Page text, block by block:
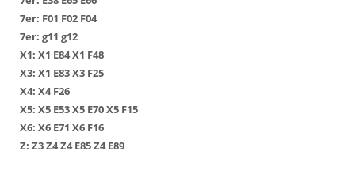
7er: F01 F02 F04
7er: g11 g12
Х1: Х1 Е84Х1 F48
Х3: Х1 Е83Х3 F25
Х4: Х4 F26
Х5: Х5 Е53Х5 Е70Х5 F15
Х6: Х6 Е71 Х6 F16
Z: Z3Z4Z4 E85Z4 E89